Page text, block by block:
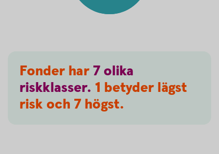
Fonder har 7 olika
riskklasser. 1 betyder lägst
risk och 7 högst.